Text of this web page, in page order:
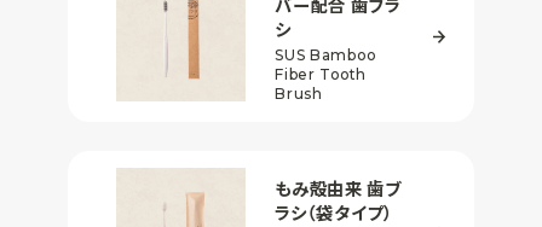
シ
SUS Bamboo
Fiber Tooth
Brush
もみ殻由来 歯ブ
ラシ（袋タイプ）